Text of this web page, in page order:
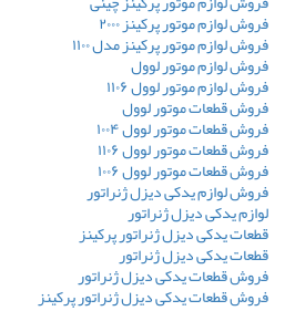
فروش لوازم موتور پرکینز ۲۰۰۰
فروش لوازم موتور پرکینز مدل ۱۱۰۰
فروش لوازم موتور لوول
فروش لوازم موتور لوول ۱۱۰۶
فروش قطعات موتور لوول
فروش قطعات موتور لوول ۱۰۰۴
فروش قطعات موتور لوول ۱۱۰۶
فروش قطعات موتور لوول ۱۰۰۶
فروش لوازم یدکی دیزل ژنراتور
لوازم یدکی دیزل ژنراتور
قطعات یدکی دیزل ژنراتور پرکینز
قطعات یدکی دیزل ژنراتور
فروش قطعات یدکی دیزل ژنراتور
فروش قطعات یدکی دیزل ژنراتور پرکینز